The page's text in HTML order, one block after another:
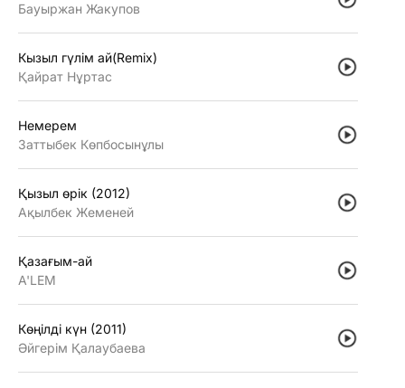
Бауыржан Жакупов
Кызыл гүлiм ай(Remix)
Қайрат Нұртас
Немерем
Заттыбек Көпбосынұлы
Қызыл өрiк (2012)
Ақылбек Жеменей
Қазағым-ай
A'LEM
Көңiлдi күн (2011)
Әйгерiм Қалаубаева